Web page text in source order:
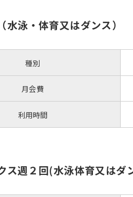
水泳・体育又はダンス）
種別
月会費
利用時間
ス週２回(水泳体育又はダ